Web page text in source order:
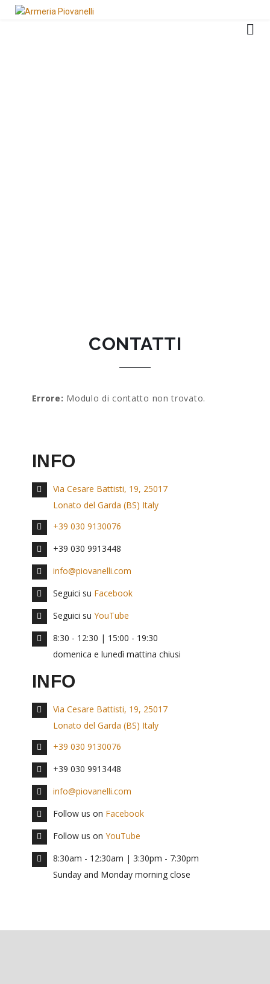
CONTATTI
Errore: Modulo di contatto non trovato.
INFO
Via Cesare Battisti, 19, 25017
Lonato del Garda (BS) Italy
+39 030 9130076
+39 030 9913448
info@piovanelli.com
Seguici su Facebook
Seguici su YouTube
8:30 - 12:30 | 15:00 - 19:30
domenica e lunedì mattina chiusi
INFO
Via Cesare Battisti, 19, 25017
Lonato del Garda (BS) Italy
+39 030 9130076
+39 030 9913448
info@piovanelli.com
Follow us on Facebook
Follow us on YouTube
8:30am - 12:30am | 3:30pm - 7:30pm
Sunday and Monday morning close